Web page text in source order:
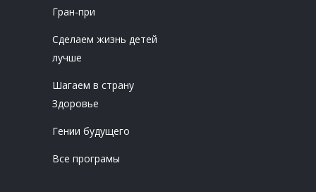
Гран-при
Сделаем жизнь детей
лучше
Шагаем в страну
Здоровье
Гении будущего
Все програмы